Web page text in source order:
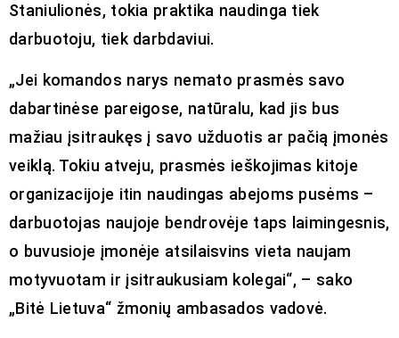
Staniulionės, tokia praktika naudinga tiek
darbuotoju, tiek darbdaviui.
„Jei komandos narys nemato prasmės savo
dabartinėse pareigose, natūralu, kad jis bus
mažiau įsitraukęs į savo užduotis ar pačią įmonės
veiklą. Tokiu atveju, prasmės ieškojimas kitoje
organizacijoje itin naudingas abejoms pusėms –
darbuotojas naujoje bendrovėje taps laimingesnis,
o buvusioje įmonėje atsilaisvins vieta naujam
motyvuotam ir įsitraukusiam kolegai“, – sako
„Bitė Lietuva“ žmonių ambasados vadovė.